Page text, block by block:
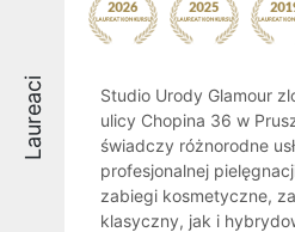
Laureaci
Studio Urody Glamour
ulicy Chopina 36 w
świadczy różnorodne
profesjonalnej
zabiegi kosmetyczne,
klasyczny, jak i